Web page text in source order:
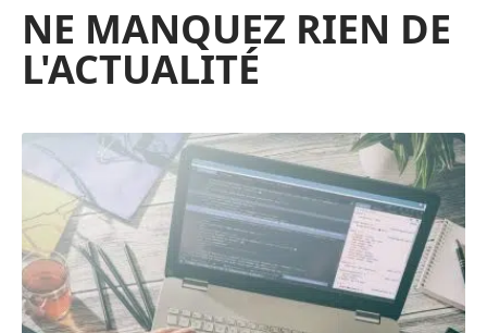
NE MANQUEZ RIEN DE
L'ACTUALITÉ